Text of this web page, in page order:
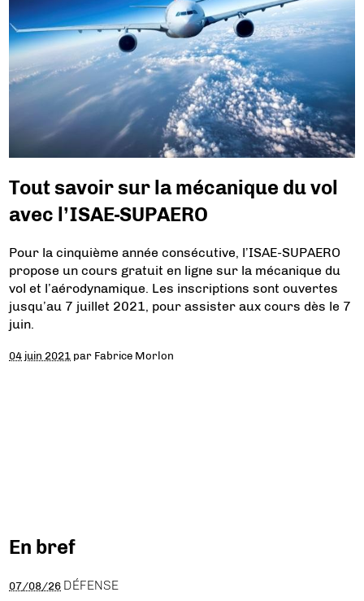
Tout savoir sur la mécanique du vol
avec l’ISAE-SUPAERO
Pour la cinquième année consécutive, l’ISAE-SUPAERO
propose un cours gratuit en ligne sur la mécanique du
vol et l’aérodynamique. Les inscriptions sont ouvertes
jusqu’au 7 juillet 2021, pour assister aux cours dès le 7
juin.
04 juin 2021 par Fabrice Morlon
En bref
07/08/26 DÉFENSE